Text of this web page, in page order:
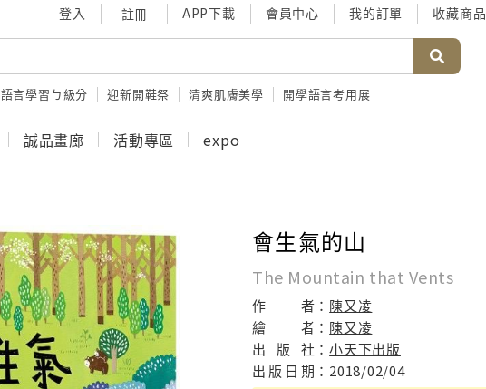
登入 註冊 APP下載 會員中心 我的訂單 收藏商品
語言學習ㄅ級分 迎新開鞋祭 清爽肌膚美學 開學語言考用展
誠品畫廊 活動專區 expo
會生氣的山
The Mountain that Vents
作 者： 陳又凌
繪
者： 陳又凌
出
版 社：小天下出版
出 版 日 期： 2018/02/04